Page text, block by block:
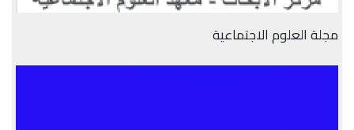
مجلة العلوم الاجتماعية